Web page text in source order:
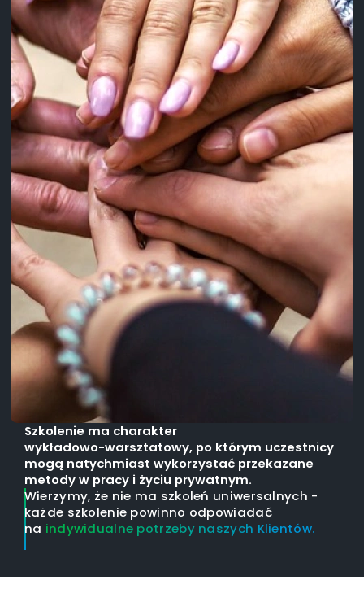
Szkolenie ma charakter
wykładowo-warsztatowy, po którym uczestnicy
mogą natychmiast wykorzystać przekazane
metody w pracy i życiu prywatnym.
Wierzymy, że nie ma szkoleń uniwersalnych -
każde szkolenie powinno odpowiadać
na indywidualne potrzeby naszych Klientów.